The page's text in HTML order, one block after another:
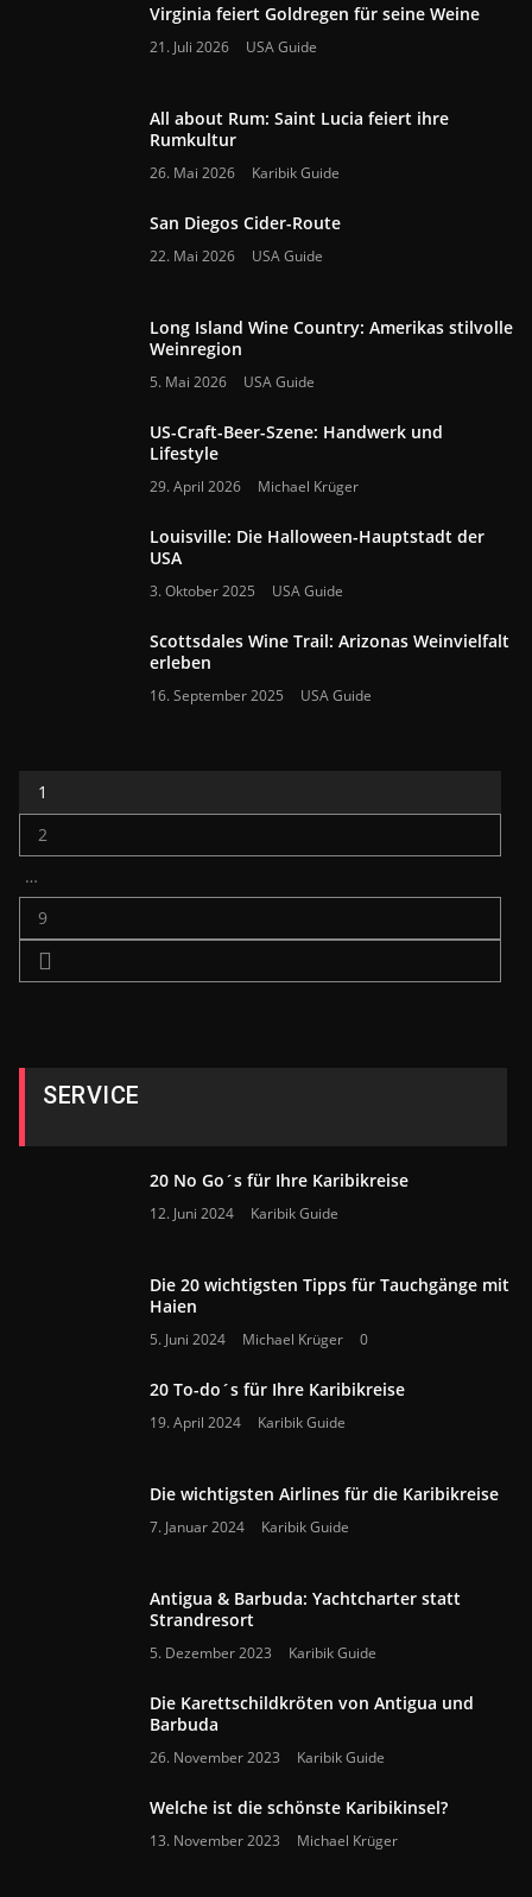
Virginia feiert Goldregen für seine Weine
21. Juli 2026 USA Guide
All about Rum: Saint Lucia feiert ihre
Rumkultur
26. Mai 2026 Karibik Guide
San Diegos Cider-Route
22. Mai 2026 USA Guide
Long Island Wine Country: Amerikas stilvolle
Weinregion
5. Mai 2026 USA Guide
US-Craft-Beer-Szene: Handwerk und
Lifestyle
29. April 2026 Michael Krüger
Louisville: Die Halloween-Hauptstadt der
USA
3. Oktober 2025 USA Guide
Scottsdales Wine Trail: Arizonas Weinvielfalt
erleben
16. September 2025 USA Guide
1
2
…
9
SERVICE
20 No Go´s für Ihre Karibikreise
12. Juni 2024 Karibik Guide
Die 20 wichtigsten Tipps für Tauchgänge mit
Haien
5. Juni 2024 Michael Krüger 0
20 To-do´s für Ihre Karibikreise
19. April 2024 Karibik Guide
Die wichtigsten Airlines für die Karibikreise
7. Januar 2024 Karibik Guide
Antigua & Barbuda: Yachtcharter statt
Strandresort
5. Dezember 2023 Karibik Guide
Die Karettschildkröten von Antigua und
Barbuda
26. November 2023 Karibik Guide
Welche ist die schönste Karibikinsel?
13. November 2023 Michael Krüger